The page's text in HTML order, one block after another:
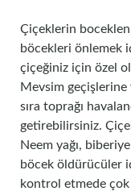
Çiçeklerin
böcekleri önlemek
çiçeğiniz için özel
Mevsim geçişlerine
sıra toprağı
getirebilirsiniz.
Neem yağı,
böcek öldürücüler
kontrol etmede